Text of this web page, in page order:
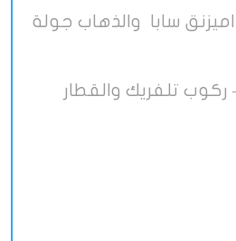
سابا والذهاب جولة
تلفريك والقطار